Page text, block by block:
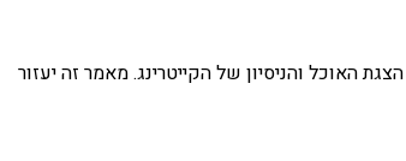
האוכל והניסיון של הקייטרינג. מאמר זה יעזור